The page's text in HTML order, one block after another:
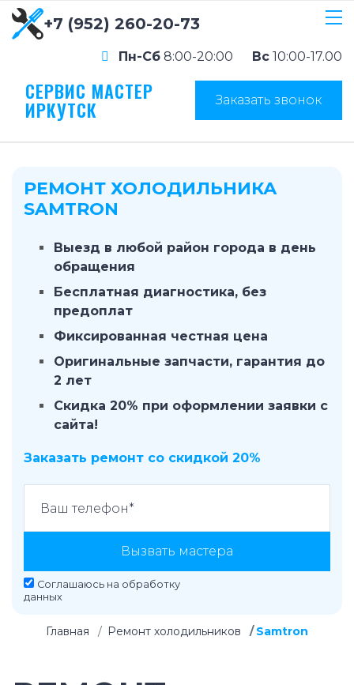
+7 (952) 260-20-73
Пн-Сб 8:00-20:00 Вс 10:00-17.00
СЕРВИС МАСТЕР
ИРКУТСК Заказать звонок
РЕМОНТ ХОЛОДИЛЬНИКА
SAMTRON
Выезд в любой район города в день
обращения
Бесплатная диагностика, без
предоплат
Фиксированная честная цена
Оригинальные запчасти, гарантия до
2 лет
Скидка 20% при оформлении заявки с
сайта!
Заказать ремонт со скидкой 20%
Вызвать мастера
Соглашаюсь на обработку
данных
Главная Ремонт холодильников Samtron